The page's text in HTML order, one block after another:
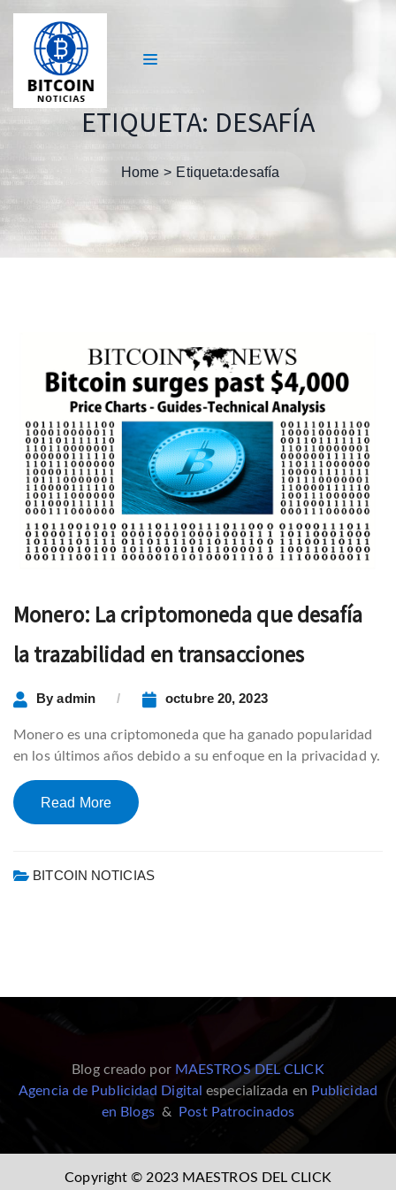
ETIQUETA: DESAFÍA
Home Etiqueta:desafía
Monero: La criptomoneda que desafía
la trazabilidad en transacciones
Byadmin octubre 20, 2023
Monero es una criptomoneda que ha ganado popularidad
en los últimos años debido a su enfoque en la privacidad y.
Read More
BITCOIN NOTICIAS
Blog creado por MAESTROS DEL CLICK
Agencia de Publicidad Digital especializada en Publicidad
en Blogs& Post Patrocinados
Copyright © 2023 MAESTROS DEL CLICK